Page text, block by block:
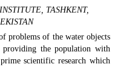
TASHKENT,
problems of the water objects
providing the population with
scientific research which